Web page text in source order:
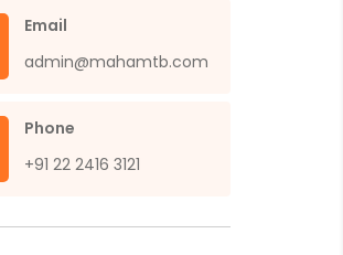
Email
admin@mahamtb.com
Phone
+91 22 2416 3121